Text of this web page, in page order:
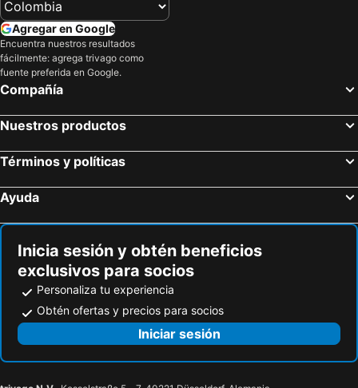
Agregar en Google
Encuentra nuestros resultados
fácilmente: agrega trivago como
fuente preferida en Google.
Compañía
Nuestros productos
Términos y políticas
Ayuda
Inicia sesión y obtén beneficios
exclusivos para socios
Personaliza tu experiencia
Obtén ofertas y precios para socios
Iniciar sesión